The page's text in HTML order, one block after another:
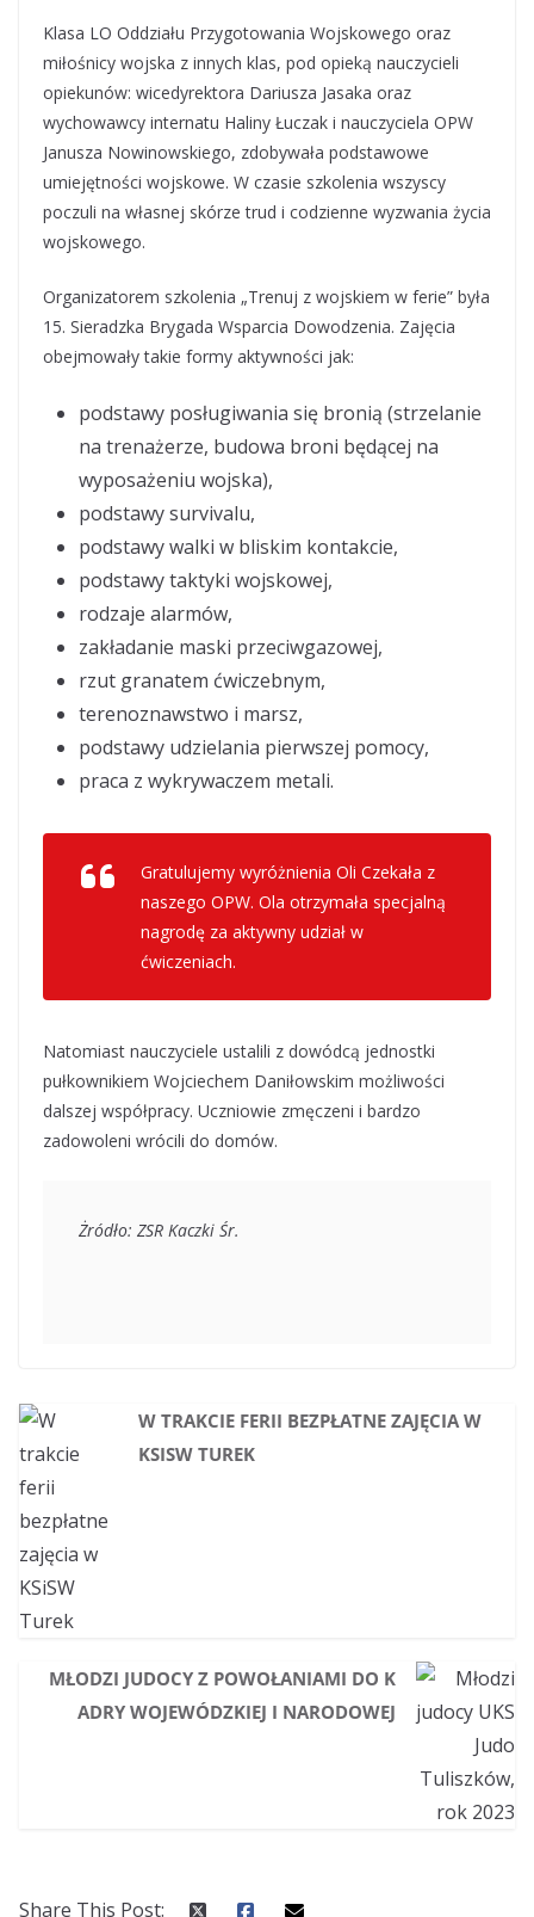
Klasa LO Oddziału Przygotowania Wojskowego oraz
miłośnicy wojska z innych klas, pod opieką nauczycieli
opiekunów: wicedyrektora Dariusza Jasaka oraz
wychowawcy internatu Haliny Łuczak i nauczyciela OPW
Janusza Nowinowskiego, zdobywała podstawowe
umiejętności wojskowe. W czasie szkolenia wszyscy
poczuli na własnej skórze trud i codzienne wyzwania życia
wojskowego.
Organizatorem szkolenia „Trenuj z wojskiem w ferie” była
15. Sieradzka Brygada Wsparcia Dowodzenia. Zajęcia
obejmowały takie formy aktywności jak:
podstawy posługiwania się bronią (strzelanie
na trenażerze, budowa broni będącej na
wyposażeniu wojska),
podstawy survivalu,
podstawy walki w bliskim kontakcie,
podstawy taktyki wojskowej,
rodzaje alarmów,
zakładanie maski przeciwgazowej,
rzut granatem ćwiczebnym,
terenoznawstwo i marsz,
podstawy udzielania pierwszej pomocy,
praca z wykrywaczem metali.
Gratulujemy wyróżnienia Oli Czekała z
naszego OPW. Ola otrzymała specjalną
nagrodę za aktywny udział w
ćwiczeniach.
Natomiast nauczyciele ustalili z dowódcą jednostki
pułkownikiem Wojciechem Daniłowskim możliwości
dalszej współpracy. Uczniowie zmęczeni i bardzo
zadowoleni wrócili do domów.
Żródło: ZSR Kaczki Śr.
W TRAKCIE FERII BEZPŁATNE ZAJĘCIA W
KSISW TUREK
MŁODZI JUDOCY Z POWOŁANIAMI DO K
ADRY WOJEWÓDZKIEJ I NARODOWEJ
Share This Post: